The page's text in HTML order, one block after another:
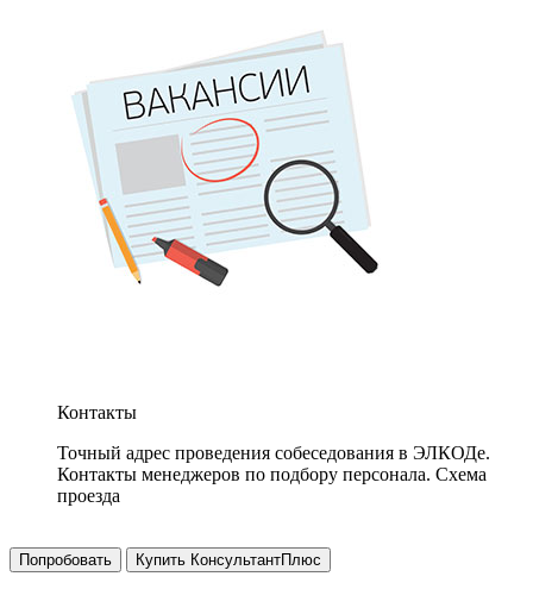
Контакты
Точный адрес проведения собеседования в ЭЛКОДе.
Контакты менеджеров по подбору персонала. Схема
проезда
Попробовать Купить КонсультантПлюс